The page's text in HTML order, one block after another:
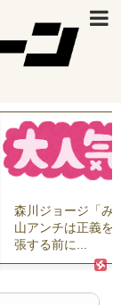
森川ジョージ「み
山アンチは正義を
張する前に...